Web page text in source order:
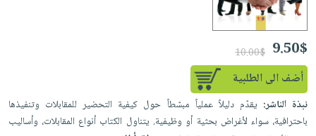
9.50$
10.00$
أضف الى الطلبية
نبذة الناشر: يقدّم دليلاً عملياً مبسّطاً حول كيفية التحضير للمقابلات وتنفيذها
باحترافية، سواء لأغراض بحثية أو وظيفية. يتناول الكتاب أنواع المقابلات، وأساليب